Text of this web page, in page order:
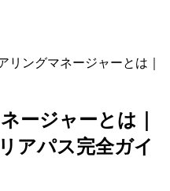
リングマネージャーとは｜
ージャーとは｜
アパス完全ガイ